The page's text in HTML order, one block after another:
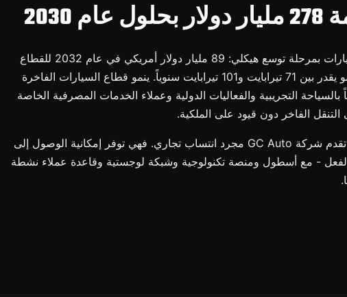
يمر قطاع تأجير السيارات بمرحلة توسع هيكلي: 89 مليار دولار أمريكي في عام 2032 للقطاع
العالمي وحده، مع نمو يقدر بين 71 تيرابايت و101 تيرابايت سنوياً. ينمو قطاع السيارات الفاخرة
التجريبية والفعاليات الدولية وعملاء الخدمات المصرفية الخاصة
التنقل الفاخر دون قيود على الملكية.
في هذا السيناريو، لا تقدم شركة GC Auto مجرد انتساب تجاري. فهي توفر إمكانية الوصول إلى
- مع أسطول ومنصة تكنولوجية وشبكة لوجستية وقاعدة عملاء نشطة